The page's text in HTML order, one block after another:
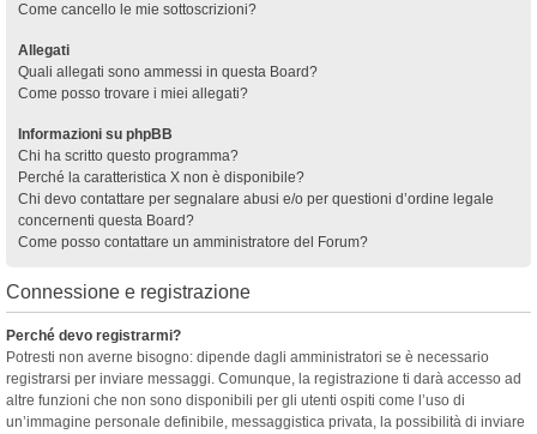
Come cancello le mie sottoscrizioni?
Allegati
Quali allegati sono ammessi in questa Board?
Come posso trovare i miei allegati?
Informazioni su phpBB
Chi ha scritto questo programma?
Perché la caratteristica X non è disponibile?
Chi devo contattare per segnalare abusi e/o per questioni d’ordine legale
concernenti questa Board?
Come posso contattare un amministratore del Forum?
Connessione e registrazione
Perché devo registrarmi?
Potresti non averne bisogno: dipende dagli amministratori se è necessario
registrarsi per inviare messaggi. Comunque, la registrazione ti darà accesso ad
altre funzioni che non sono disponibili per gli utenti ospiti come l’uso di
un’immagine personale definibile, messaggistica privata, la possibilità di inviare